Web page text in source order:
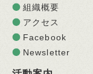
組織概要
アクセス
Facebook
Newsletter